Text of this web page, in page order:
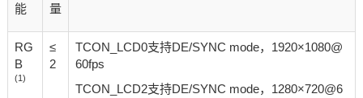
能
量
RG
B
(1)
≤
2
TCON_LCD0支持DE/SYNC mode，1920×1080@
60fps
TCON_LCD2支持DE/SYNC mode，1280×720@6